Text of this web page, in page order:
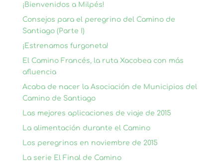
¡Bienvenidos a Milpés!
Consejos para el peregrino del Camino de
Santiago (Parte I)
¡Estrenamos furgoneta!
El Camino Francés, la ruta Xacobea con más
afluencia
Acaba de nacer la Asociación de Municipios del
Camino de Santiago
Las mejores aplicaciones de viaje de 2015
La alimentación durante el Camino
Los peregrinos en noviembre de 2015
La serie El Final de Camino